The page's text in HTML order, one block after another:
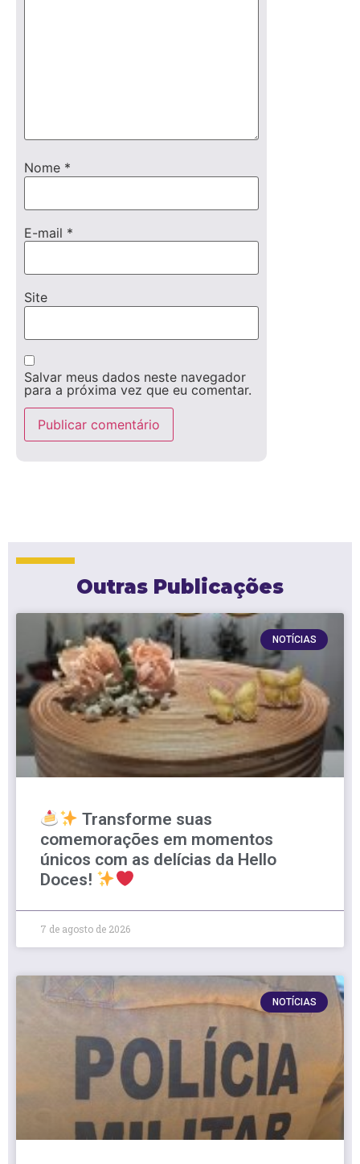
Nome *
E-mail *
Site
Salvar meus dados neste navegador
para a próxima vez que eu comentar.
Outras Publicações
NOTÍCIAS
Transforme suas
comemorações em momentos
únicos com as delícias da Hello
Doces!
7 de agosto de 2026
NOTÍCIAS